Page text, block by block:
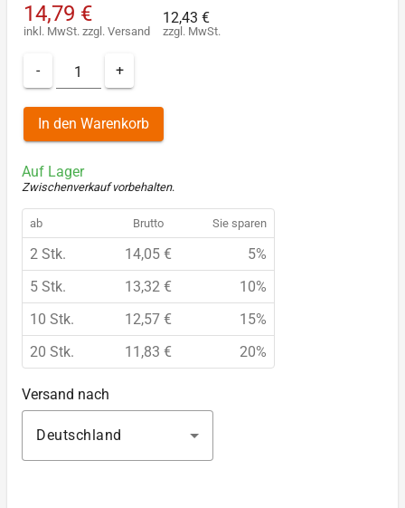
14,79 €
inkl. MwSt. zzgl. Versand
12,43 €
zzgl. MwSt.
- +
In den Warenkorb
Auf Lager
Zwischenverkauf vorbehalten.
ab Brutto Sie sparen
2 Stk. 14,05 €
5%
5 Stk.
13,32 €
10%
10 Stk.
12,57 €
15%
20 Stk.
11,83 € 20%
Versand nach
Deutschland